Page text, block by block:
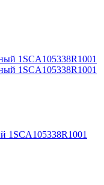
1SCA105338R1001